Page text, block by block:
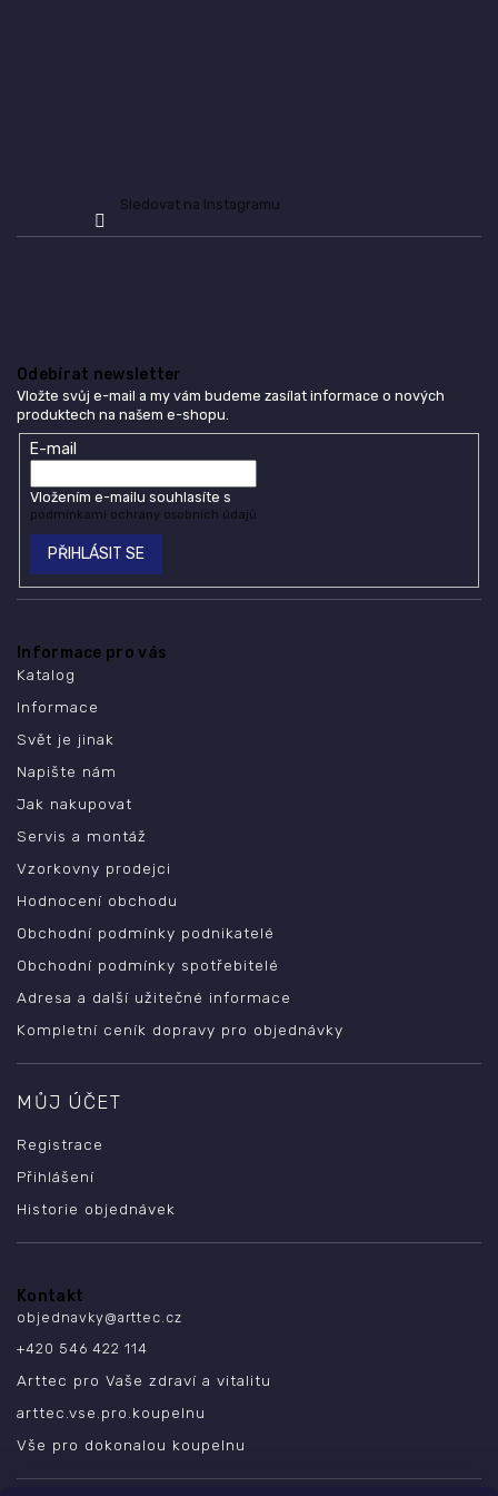
Sledovat na Instagramu
Odebírat newsletter
Vložte svůj e-mail a my vám budeme zasílat informace o nových
produktech na našem e-shopu.
E-mail
Vložením e-mailu souhlasíte s
podmínkami ochrany osobních údajů
PŘIHLÁSIT SE
Informace pro vás
Katalog
Informace
Svět je jinak
Napište nám
Jak nakupovat
Servis a montáž
Vzorkovny prodejci
Hodnocení obchodu
Obchodní podmínky podnikatelé
Obchodní podmínky spotřebitelé
Adresa a další užitečné informace
Kompletní ceník dopravy pro objednávky
MŮJ ÚČET
Registrace
Přihlášení
Historie objednávek
Kontakt
objednavky@arttec.cz
+420 546 422 114
Arttec pro Vaše zdraví a vitalitu
arttec.vse.pro.koupelnu
Vše pro dokonalou koupelnu